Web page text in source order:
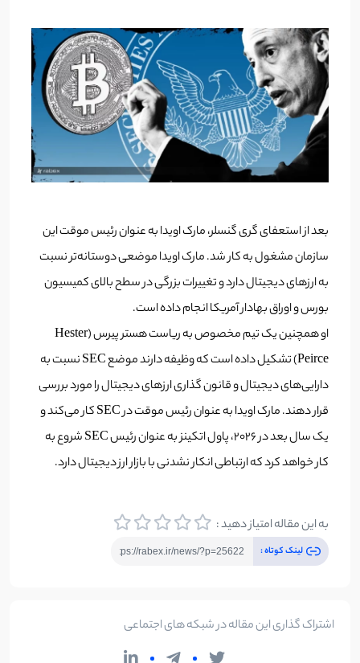
بعد از استعفای گری گنسلر، مارک اویدا به عنوان رئیس موقت این
سازمان مشغول به کار شد. مارک اویدا موضعی دوستانه‌تر نسبت
به ارزهای دیجیتال دارد و تغییرات بزرگی در سطح بالای کمیسیون
بورس و اوراق بهادار آمریکا انجام داده است.
او همچنین یک تیم مخصوص به ریاست هستر پیرس (Hester
Peirce) تشکیل داده است که وظیفه دارند موضع SEC نسبت به
دارایی‌های دیجیتال و قانون‌ گذاری ارزهای دیجیتال را مورد بررسی
قرار دهند. مارک اویدا به عنوان رئیس موقت در SEC کار می‌کند و
یک سال بعد در 2026، پاول اتکینز به عنوان رئیس SEC شروع به
کار خواهد کرد که ارتباطی انکار نشدنی با بازار ارز دیجیتال دارد.
به این مقاله امتیاز دهید :
لینک کوتاه :
اشتراک گذاری این مقاله در شبکه های اجتماعی